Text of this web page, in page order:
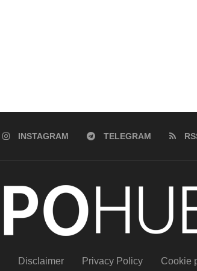
INSTAGRAM TELEGRAM
Disclaimer Privacy Policy Cookie